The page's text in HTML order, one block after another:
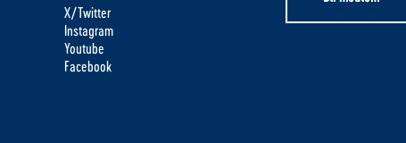
X/Twitter
Instagram
Youtube
Facebook